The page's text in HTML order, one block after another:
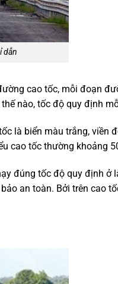
dẫn
cao tốc, mỗi đoạn
nào, tốc độ quy định
là biển màu trắng, viền
cao tốc thường khoảng
đúng tốc độ quy định ở
an toàn. Bởi trên cao